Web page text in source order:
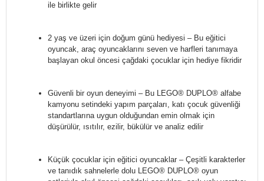
ile birlikte gelir
2 yaş ve üzeri için doğum günü hediyesi – Bu eğitici
oyuncak, araç oyuncaklarını seven ve harfleri tanımaya
başlayan okul öncesi çağdaki çocuklar için hediye fikridir
Güvenli bir oyun deneyimi – Bu LEGO® DUPLO® alfabe
kamyonu setindeki yapım parçaları, katı çocuk güvenliği
standartlarına uygun olduğundan emin olmak için
düşürülür, ısıtılır, ezilir, bükülür ve analiz edilir
Küçük çocuklar için eğitici oyuncaklar – Çeşitli karakterler
ve tanıdık sahnelerle dolu LEGO® DUPLO® oyun